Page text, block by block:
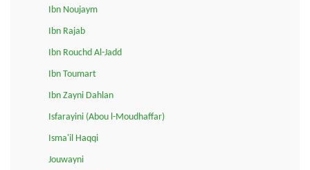
Ibn Noujaym
Ibn Rajab
Ibn Rouchd Al-Jadd
Ibn Toumart
Ibn Zayni Dahlan
Isfarayini (Abou l-Moudhaffar)
Isma'il Haqqi
Jouwayni